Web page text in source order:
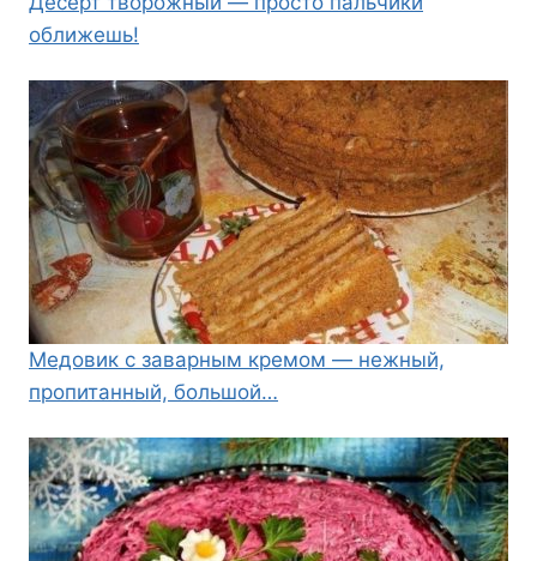
оближешь!
Медовик с заварным кремом — нежный,
пропитанный, большой…